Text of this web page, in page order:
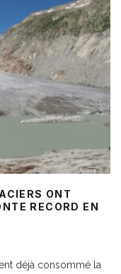
ONT
RECORD EN
déjà consommé la